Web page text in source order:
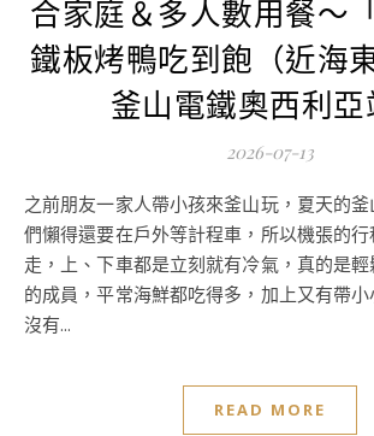
合家庭＆多人數用餐～
鐵板烤鴨吃到飽（近海
釜山電鐵奧西利亞
2026-07-13
之前朋友一家人帶小孩來釜山玩，夏天的釜山真的是有熱，我
們懶得還要在戶外等計程車，所以機張的
走，上、下車都是立刻就有冷氣，真的是
的成員，平常海鮮都吃得多，加上又有帶
沒有...
READ MORE